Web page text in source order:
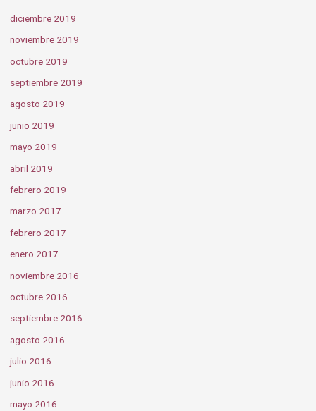
diciembre 2019
noviembre 2019
octubre 2019
septiembre 2019
agosto 2019
junio 2019
mayo 2019
abril 2019
febrero 2019
marzo 2017
febrero 2017
enero 2017
noviembre 2016
octubre 2016
septiembre 2016
agosto 2016
julio 2016
junio 2016
mayo 2016